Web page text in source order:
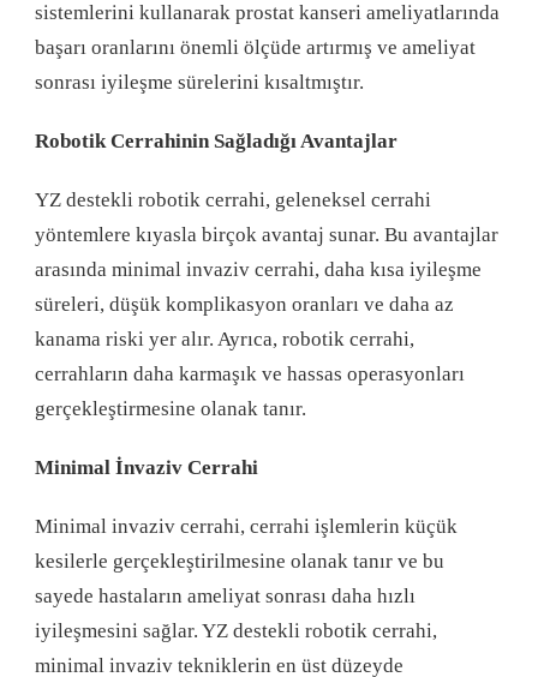
sistemlerini kullanarak prostat kanseri ameliyatlarında
başarı oranlarını önemli ölçüde artırmış ve ameliyat
sonrası iyileşme sürelerini kısaltmıştır.
Robotik Cerrahinin Sağladığı Avantajlar
YZ destekli robotik cerrahi, geleneksel cerrahi
yöntemlere kıyasla birçok avantaj sunar. Bu avantajlar
arasında minimal invaziv cerrahi, daha kısa iyileşme
süreleri, düşük komplikasyon oranları ve daha az
kanama riski yer alır. Ayrıca, robotik cerrahi,
cerrahların daha karmaşık ve hassas operasyonları
gerçekleştirmesine olanak tanır.
Minimal İnvaziv Cerrahi
Minimal invaziv cerrahi, cerrahi işlemlerin küçük
kesilerle gerçekleştirilmesine olanak tanır ve bu
sayede hastaların ameliyat sonrası daha hızlı
iyileşmesini sağlar. YZ destekli robotik cerrahi,
minimal invaziv tekniklerin en üst düzeyde